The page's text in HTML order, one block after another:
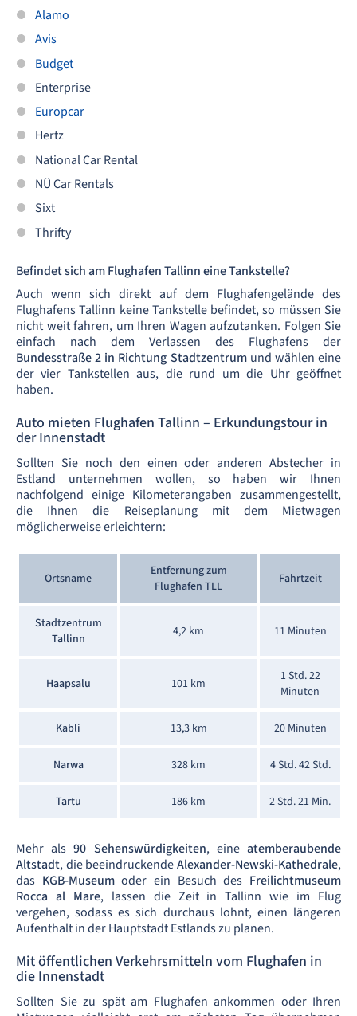
Alamo
Avis
Budget
Enterprise
Europcar
Hertz
National Car Rental
NÜ Car Rentals
Sixt
Thrifty
Befindet sich am Flughafen Tallinn eine Tankstelle?
Auch wenn sich direkt auf dem Flughafengelände des
Flughafens Tallinn keine Tankstelle befindet, so müssen Sie
nicht weit fahren, um Ihren Wagen aufzutanken. Folgen Sie
einfach nach dem Verlassen des Flughafens der
Bundesstraße 2 in Richtung Stadtzentrumund wählen eine
der vier Tankstellen aus, die rund um die Uhr geöffnet
haben.
Auto mieten Flughafen Tallinn – Erkundungstour in
der Innenstadt
Sollten Sie noch den einen oder anderen Abstecher in
Estland unternehmen wollen, so haben wir Ihnen
nachfolgend einige Kilometerangaben zusammengestellt,
die Ihnen die Reiseplanung mit dem Mietwagen
möglicherweise erleichtern:
Ortsname
Entfernung zum
Flughafen TLL
Fahrtzeit
Stadtzentrum
Tallinn
4,2 km 11 Minuten
Haapsalu 101 km
1 Std. 22
Minuten
Kabli 13,3 km 20 Minuten
Narwa 328 km 4 Std. 42 Std.
Tartu 186 km 2 Std. 21 Min.
Mehr als90 Sehenswürdigkeiten, eineatemberaubende
Altstadt, die beeindruckendeAlexander-Newski-Kathedrale,
das KGB-Museumoder ein Besuch des Freilichtmuseum
Rocca al Mare, lassen die Zeit in Tallinn wie im Flug
vergehen, sodass es sich durchaus lohnt, einen längeren
Aufenthalt in der Hauptstadt Estlands zu planen.
Mit öffentlichen Verkehrsmitteln vom Flughafen in
die Innenstadt
Sollten Sie zu spät am Flughafen ankommen oder Ihren